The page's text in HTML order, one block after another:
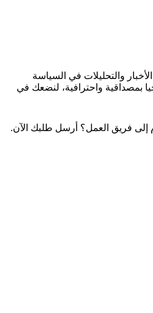
والتحليلات في السياسة
بمصداقية واحترافية، لنضعك في
إلى فريق العمل؟ أرسل طلبك الآن.